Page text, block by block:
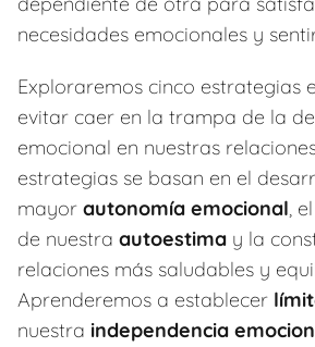
necesidades emocionales y
Exploraremos cinco estrategias
evitar caer en la trampa de la
emocional en nuestras
estrategias se basan en el
mayor autonomía emocional,
de nuestra autoestima y la
relaciones más saludables y
Aprenderemos a establecer
nuestra independencia